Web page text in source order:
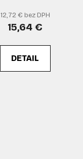
12,72 € bez DPH
15,64 €
DETAIL